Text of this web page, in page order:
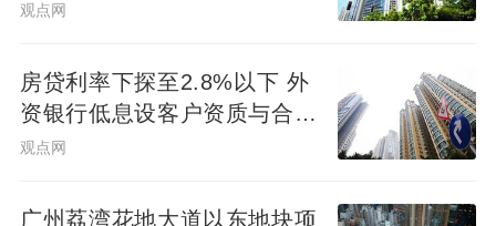
供应链企业的平均增长速度为 29.88%，明
显高于TOP100供应链企业 16.22%的平均增
长速度，头部供应链企业在行业下行周期出
观点网
房贷利率下探至2.8%以下 外
资银行低息设客户资质与合作
渠道门槛
观点网
广州荔湾花地大道以东地块项